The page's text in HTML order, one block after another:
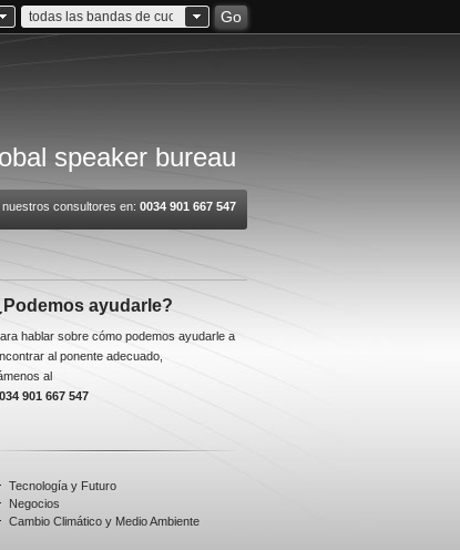
todas las bandas de cuota Go
speaker bureau
consultores en: 0034 901 667 547
ayudarle?
hablar sobre cómo podemos ayudarle a
al ponente adecuado,
al
901 667 547
Tecnología y Futuro
Negocios
Cambio Climático y Medio Ambiente